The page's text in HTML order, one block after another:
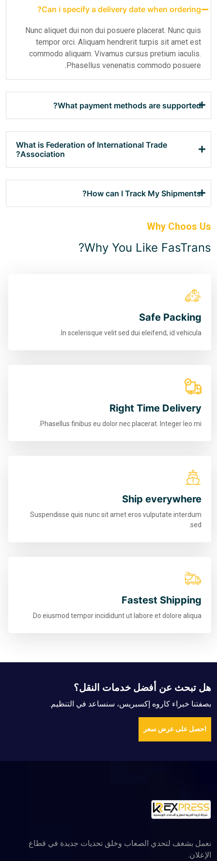
Can i specify a delivery
Nunc aliquet dui non dui
tempor orci. Aliquam
commodo aliquam. Vivamus
Phasellus venenatis
What payment
What is Federation of
How can I
Why You
In scelerisque velit sed
Right
Phasellus finibus eu dolor nec
Suspendisse quis nunc sit amet
Do eiusmod tempor incididunt ut
النقل؟
سنساعد في التنظيم.
وخلق تحديات جديدة في قطاع